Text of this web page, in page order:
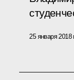
25 января 2018